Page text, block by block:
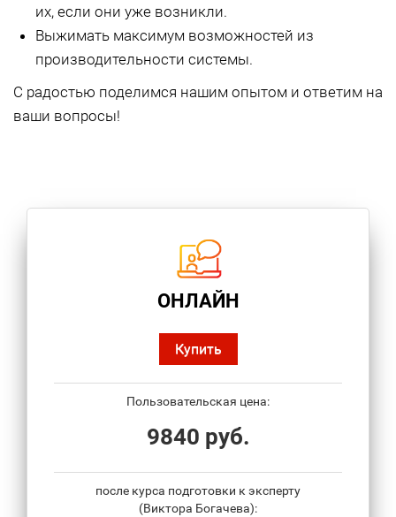
их, если они уже возникли.
Выжимать максимум возможностей из
производительности системы.
С радостью поделимся нашим опытом и ответим на
ваши вопросы!
ОНЛАЙН
Купить
Пользовательская цена:
9840 руб.
после курса подготовки к эксперту
(Виктора Богачева):